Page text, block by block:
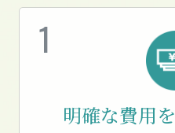
明確な費用を